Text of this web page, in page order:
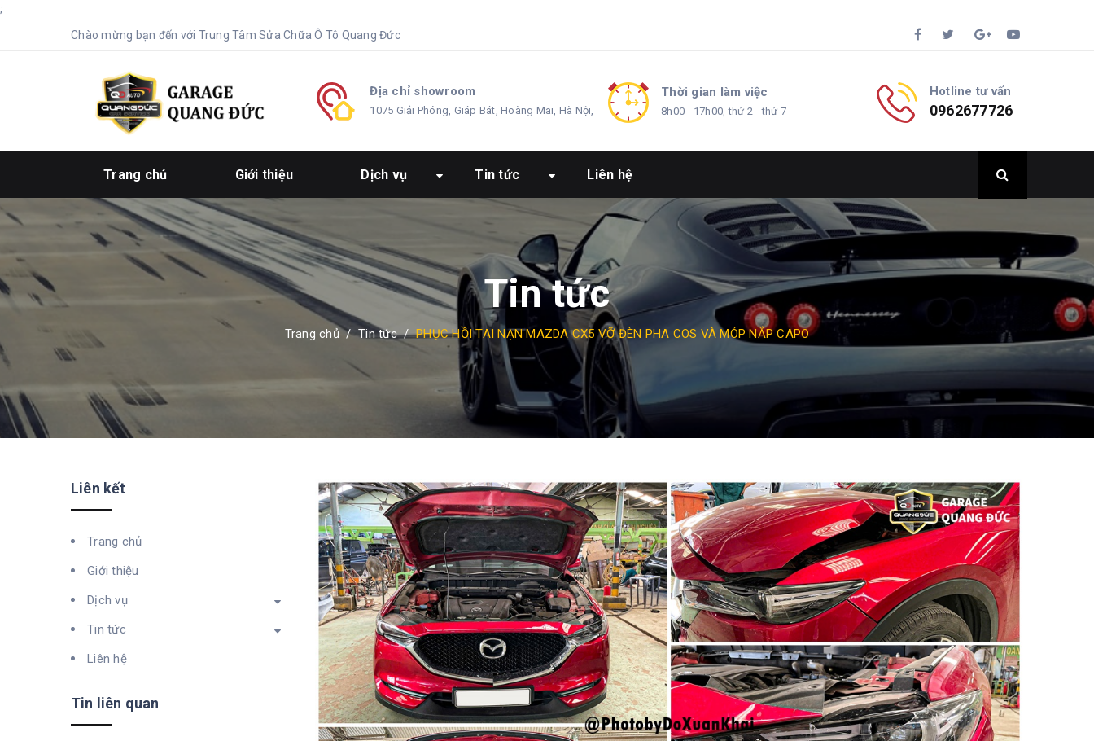
;
Chào mừng bạn đến với Trung Tâm Sửa Chữa Ô Tô Quang Đức
Địa chỉ showroom
1075 Giải Phóng, Giáp Bát, Hoàng Mai, Hà Nội,
Thời gian làm việc
8h00 - 17h00, thứ 2 - thứ 7
Hotline tư vấn
0962677726
Trang chủ Giới thiệu Dịch vụ Tin tức Liên hệ
Tin tức
Trang chủ / Tin tức / PHỤC HỒI TAI NẠN MAZDA CX5 VỠ ĐÈN PHA COS VÀ MÓP NẮP CAPO
Liên kết
Trang chủ
Giới thiệu
Dịch vụ
Tin tức
Liên hệ
Tin liên quan